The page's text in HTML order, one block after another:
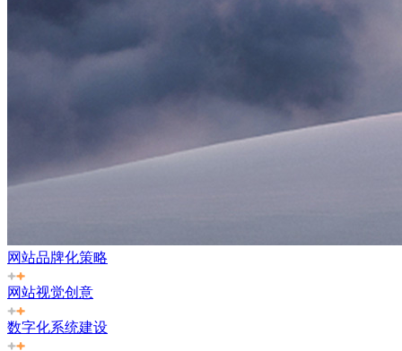
网站品牌化策略
网站视觉创意
数字化系统建设